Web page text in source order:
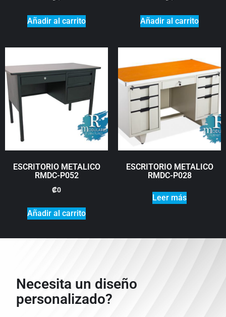
Añadir al carrito Añadir al carrito
ESCRITORIO METALICO
RMDC-P052
₡0
Añadir al carrito
ESCRITORIO METALICO
RMDC-P028
Leer más
Necesita un diseño
personalizado?